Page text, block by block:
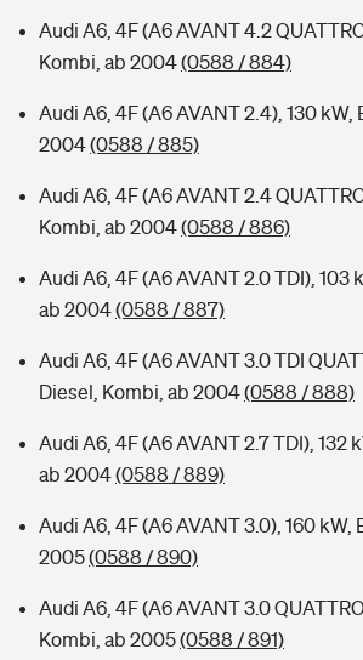
Audi A6, 4F (A6 AVANT 4.2
Kombi, ab 2004(0588 / 884)
Audi A6, 4F (A6 AVANT 2.4), 130 kW,
2004(0588 / 885)
Audi A6, 4F (A6 AVANT 2.4
Kombi, ab 2004(0588 / 886)
Audi A6, 4F (A6 AVANT 2.0 TDI), 103
ab 2004(0588 / 887)
Audi A6, 4F (A6 AVANT 3.0 TDI
Diesel, Kombi, ab 2004(0588 / 888)
Audi A6, 4F (A6 AVANT 2.7 TDI), 132
ab 2004(0588 / 889)
Audi A6, 4F (A6 AVANT 3.0), 160 kW,
2005(0588 / 890)
Audi A6, 4F (A6 AVANT 3.0
Kombi, ab 2005(0588 / 891)